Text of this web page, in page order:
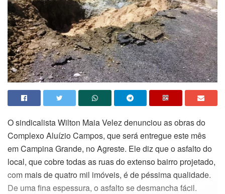
O sindicalista Wilton Maia Velez denunciou as obras do
Complexo Aluízio Campos, que será entregue este mês
em Campina Grande, no Agreste. Ele diz que o asfalto do
local, que cobre todas as ruas do extenso bairro projetado,
com mais de quatro mil imóveis, é de péssima qualidade.
De uma fina espessura, o asfalto se desmancha fácil.